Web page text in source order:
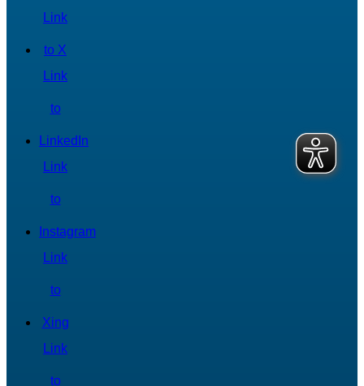
Link
to X
Link
to
LinkedIn
Link
to
Instagram
Link
to
Xing
Link
to